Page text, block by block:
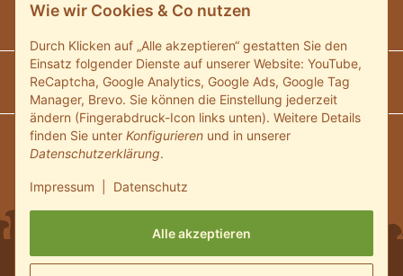
Alle akzeptieren
Wie wir Cookies & Co nutzen
Durch Klicken auf „Alle akzeptieren“ gestatten Sie den
Einsatz folgender Dienste auf unserer Website: YouTube,
ReCaptcha, Google Analytics, Google Ads, Google Tag
Manager, Brevo. Sie können die Einstellung jederzeit
ändern (Fingerabdruck-Icon links unten). Weitere Details
finden Sie unter Konfigurieren und in unserer
Datenschutzerklärung.
Impressum Datenschutz
Unsere Communitys
Unsere Zahlungsarten
Wir versenden mit: